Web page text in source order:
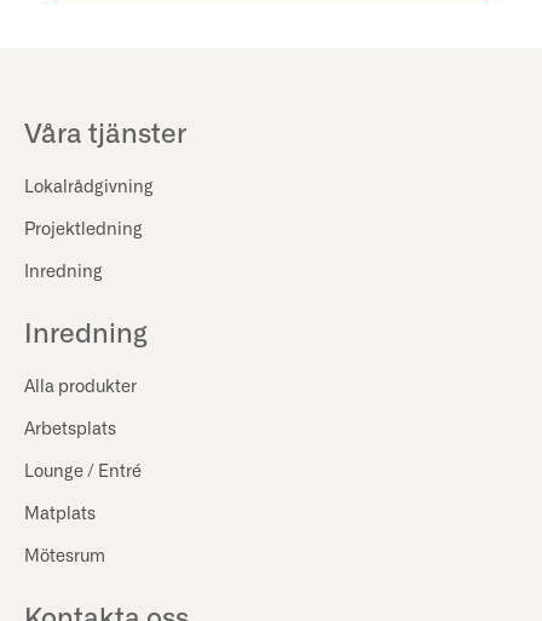
Våra tjänster
Lokalrådgivning
Projektledning
Inredning
Inredning
Alla produkter
Arbetsplats
Lounge / Entré
Matplats
Mötesrum